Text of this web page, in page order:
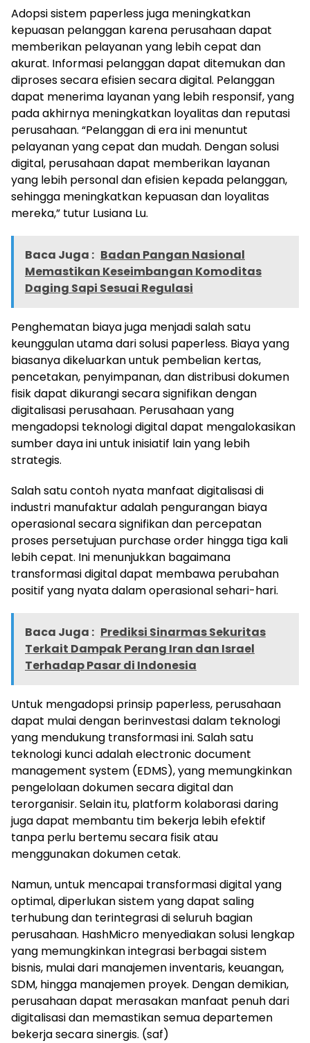
Adopsi sistem paperless juga meningkatkan
kepuasan pelanggan karena perusahaan dapat
memberikan pelayanan yang lebih cepat dan
akurat. Informasi pelanggan dapat ditemukan dan
diproses secara efisien secara digital. Pelanggan
dapat menerima layanan yang lebih responsif, yang
pada akhirnya meningkatkan loyalitas dan reputasi
perusahaan. “Pelanggan di era ini menuntut
pelayanan yang cepat dan mudah. Dengan solusi
digital, perusahaan dapat memberikan layanan
yang lebih personal dan efisien kepada pelanggan,
sehingga meningkatkan kepuasan dan loyalitas
mereka,” tutur Lusiana Lu.
Baca Juga : Badan Pangan Nasional
Memastikan Keseimbangan Komoditas
Daging Sapi Sesuai Regulasi
Penghematan biaya juga menjadi salah satu
keunggulan utama dari solusi paperless. Biaya yang
biasanya dikeluarkan untuk pembelian kertas,
pencetakan, penyimpanan, dan distribusi dokumen
fisik dapat dikurangi secara signifikan dengan
digitalisasi perusahaan. Perusahaan yang
mengadopsi teknologi digital dapat mengalokasikan
sumber daya ini untuk inisiatif lain yang lebih
strategis.
Salah satu contoh nyata manfaat digitalisasi di
industri manufaktur adalah pengurangan biaya
operasional secara signifikan dan percepatan
proses persetujuan purchase order hingga tiga kali
lebih cepat. Ini menunjukkan bagaimana
transformasi digital dapat membawa perubahan
positif yang nyata dalam operasional sehari-hari.
Baca Juga : Prediksi Sinarmas Sekuritas
Terkait Dampak Perang Iran dan Israel
Terhadap Pasar di Indonesia
Untuk mengadopsi prinsip paperless, perusahaan
dapat mulai dengan berinvestasi dalam teknologi
yang mendukung transformasi ini. Salah satu
teknologi kunci adalah electronic document
management system (EDMS), yang memungkinkan
pengelolaan dokumen secara digital dan
terorganisir. Selain itu, platform kolaborasi daring
juga dapat membantu tim bekerja lebih efektif
tanpa perlu bertemu secara fisik atau
menggunakan dokumen cetak.
Namun, untuk mencapai transformasi digital yang
optimal, diperlukan sistem yang dapat saling
terhubung dan terintegrasi di seluruh bagian
perusahaan. HashMicro menyediakan solusi lengkap
yang memungkinkan integrasi berbagai sistem
bisnis, mulai dari manajemen inventaris, keuangan,
SDM, hingga manajemen proyek. Dengan demikian,
perusahaan dapat merasakan manfaat penuh dari
digitalisasi dan memastikan semua departemen
bekerja secara sinergis. (saf)